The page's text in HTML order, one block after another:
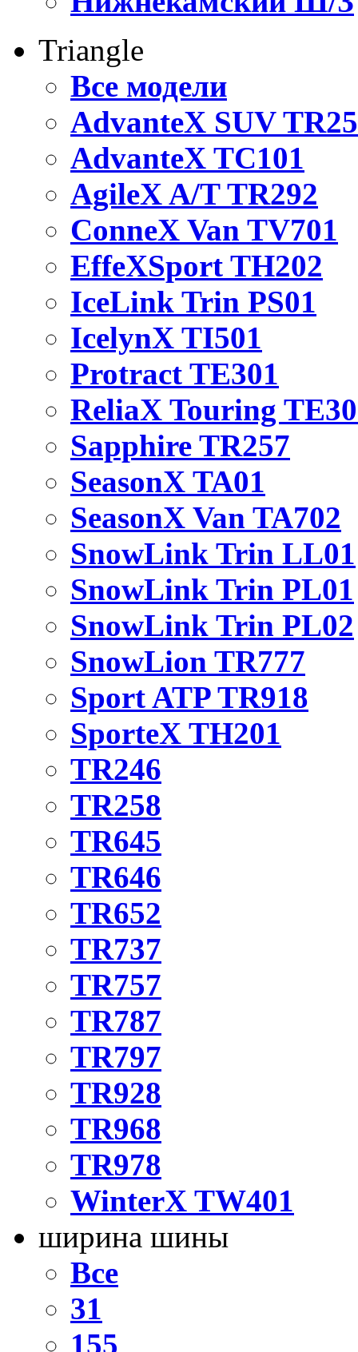
Triangle
Все модели
AdvanteX SUV
AdvanteX TC101
AgileX A/T TR292
ConneX Van TV701
EffeXSport TH202
IceLink Trin PS01
IcelynX TI501
Protract TE301
ReliaX Touring
Sapphire TR257
SeasonX TA01
SeasonX Van TA702
SnowLink Trin LL01
SnowLink Trin PL01
SnowLink Trin PL02
SnowLion TR777
Sport ATP TR918
SporteX TH201
TR246
TR258
TR645
TR646
TR652
TR737
TR757
TR787
TR797
TR928
TR968
TR978
WinterX TW401
ширина шины
Все
31
155